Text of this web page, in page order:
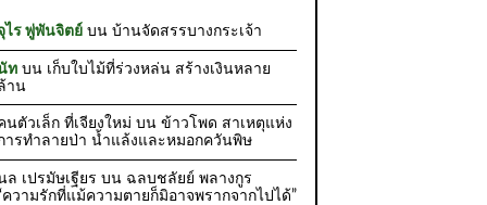
ไร พู่พันจิตย์บน บ้านจัดสรรบางกระเจ้า
ทบน เก็บใบไม้ที่ร่วงหล่น สร้างเงินหลาย
าน
นตัวเล็ก ที่เจียงใหม่ บน ข้าวโพด สาเหตุแห่ง
ารทำลายป่า น้ำแล้งและหมอกควันพิษ
ล เปรมัษเฐียร บน ฉลบชลัยย์ พลางกูร
ความรักที่แม้ความตายก็มิอาจพรากจากไปได้”